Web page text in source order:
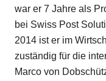
war er 7 Jahre als
bei Swiss Post
2014 ist er im
zuständig für die
Marco von